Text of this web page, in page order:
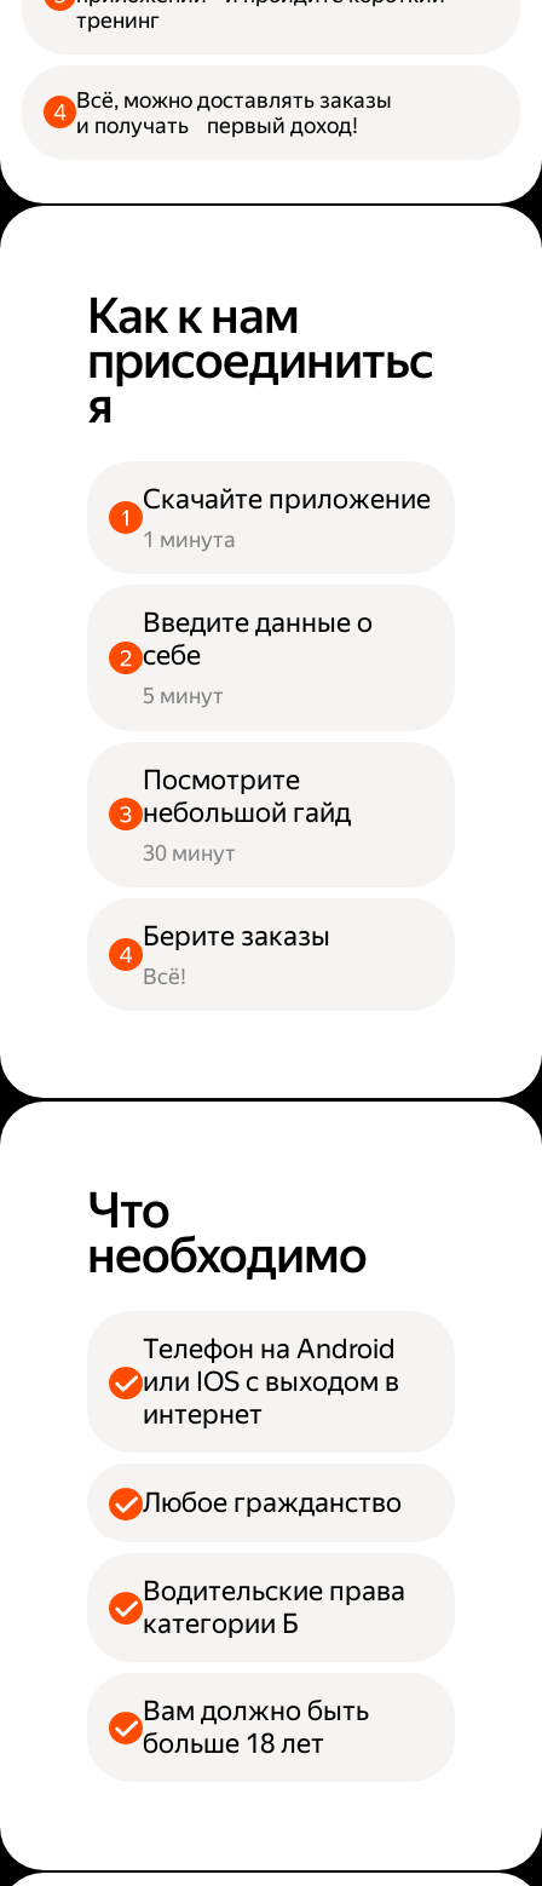
тренинг
Всё, можно доставлять заказы
и получать первый доход!
Как к нам
присоединитьс
я
Скачайте приложение
1 минута
Введите данные о
себе
5 минут
Посмотрите
небольшой гайд
30 минут
Берите заказы
Всё!
Что
необходимо
Телефон на Android
или IOS с выходом в
интернет
Любое гражданство
Водительские права
категории Б
Вам должно быть
больше 18 лет